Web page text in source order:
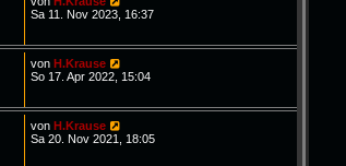
Sa 11. Nov 2023, 16:37
vonH.Krause
So 17. Apr 2022, 15:04
vonH.Krause
Sa 20. Nov 2021, 18:05